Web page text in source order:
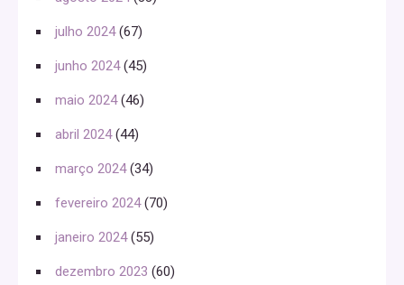
julho 2024(67)
junho 2024(45)
maio 2024(46)
abril 2024(44)
março 2024(34)
fevereiro 2024(70)
janeiro 2024(55)
dezembro 2023 (60)